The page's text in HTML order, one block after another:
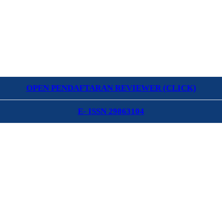
OPEN PENDAFTARAN REVIEWER (CLICK)
E- ISSN 29863104